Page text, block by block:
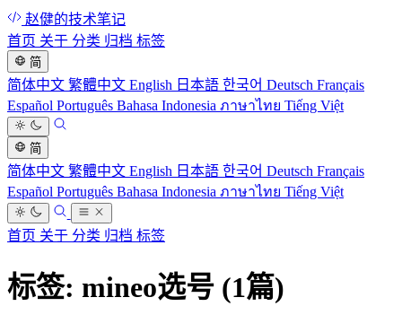
赵健的技术笔记
首页 关于 分类 归档 标签
简
简体中文 繁體中文 English 日本語 한국어 Deutsch Français
Español Português Bahasa Indonesia ภาษาไทย Tiếng Việt
简
简体中文 繁體中文 English 日本語 한국어 Deutsch Français
Español Português Bahasa Indonesia ภาษาไทย Tiếng Việt
首页 关于 分类 归档 标签
标签: mineo选号 (1篇)